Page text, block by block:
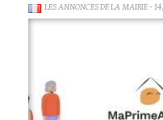
LES ANNONCES DE LA MAIRIE-